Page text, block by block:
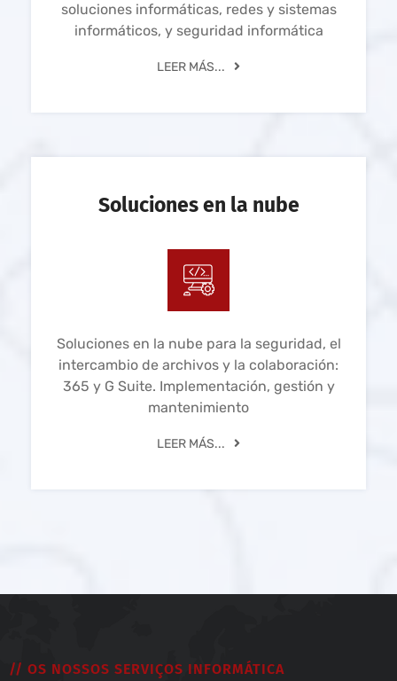
soluciones informáticas, redes y sistemas
informáticos, y seguridad informática
LEER MÁS...
Soluciones en la nube
Soluciones en la nube para la seguridad, el
intercambio de archivos y la colaboración:
365 y G Suite. Implementación, gestión y
mantenimiento
LEER MÁS...
// OS NOSSOS SERVIÇOS INFORMÁTICA